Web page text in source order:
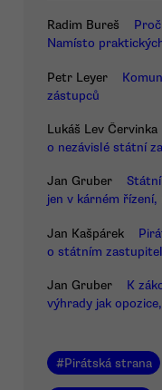
Radim Bureš
Namísto
Petr Leyer
zástupců
Lukáš Lev Červinka
o nezávislé státní
Jan Gruber
jen v kárném řízení,
Jan Kašpárek
o státním
Jan Gruber
K
výhrady jak
#Pirátská strana